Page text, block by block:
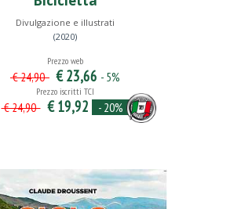
Divulgazione e illustrati
(2020)
Prezzo web
€ 24,90 € 23,66 - 5%
Prezzo iscritti TCI
€ 24,90 € 19,92 - 20%